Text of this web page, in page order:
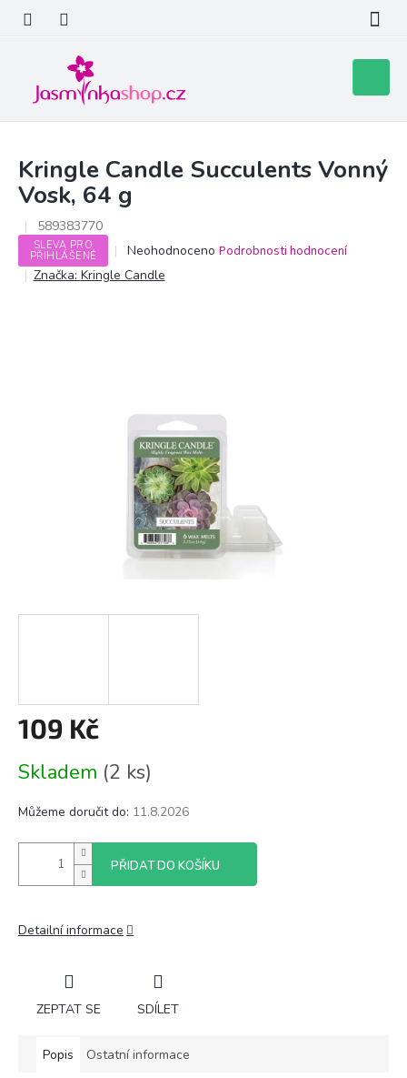
obsah
košík
Kringle Candle Succulents Vonný
Vosk, 64 g
589383770
SLEVA PRO
PŘIHLÁŠENÉ
Průměrné
hodnocení
produktu
Neohodnoceno Podrobnosti hodnocení
Značka: Kringle Candle
109 Kč
cena:
Skladem (2 ks)
Můžeme doručit do: 11.8.2026
PŘIDAT DO KOŠÍKU
Detailní informace
ZEPTAT SE SDÍLET
Popis Ostatní informace